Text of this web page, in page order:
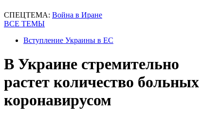
СПЕЦТЕМА: Война в Иране
ВСЕ ТЕМЫ
Вступление Украины в ЕС
В Украине стремительно
растет количество больных
коронавирусом